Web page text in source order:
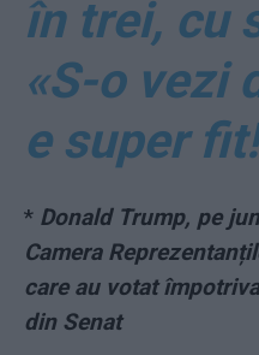
în trei, cu
«S-o vezi
e super
* Donald Trump, pe
Camera
care au votat
din Senat